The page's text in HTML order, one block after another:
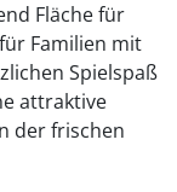
Fläche für
Familien mit
Spielspaß
attraktive
der frischen